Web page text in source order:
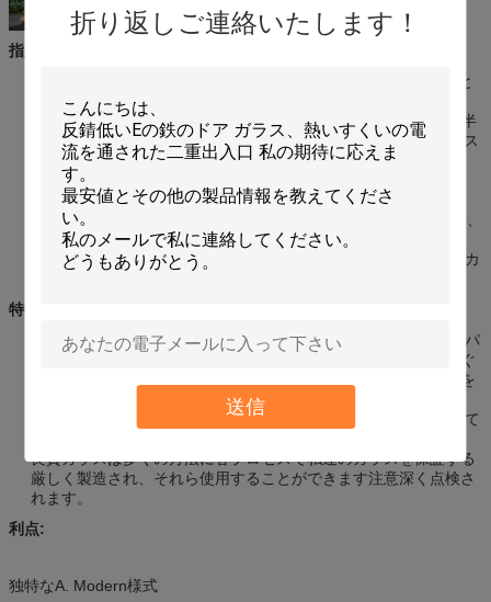
折り返しご連絡いたします！
送信
指定:
材料:強い緩和されたガラス、パタン グラス、板ガラス。色:ゆと
りはまたは着色されてすべて利用できるです。
指定/サイズ:22x36,22x48,22x64,08x36,08x48,07x64,22x10 （半
月）、F楕円形3/4oval。等.私達はあなたの必須のサイズにガラス
を切ってもいいです。
厚さ:一般に17のmmから25.4 mm。
技術:明確な緩和されたガラス、酸は斜角が付いているガラス、
mistliteの裏付け、パネル ガラスおよび集り、着色されたガラス、
装飾的のためのパタン グラスをエッチングしました。
適用:台所、出入口、内部ドア、窓、ショーケース、ベランダ、カ
特徴:
構成するべき三重のパネル ガラスが表面の両方あります中間のパ
ネルの鮮やかな設計と滑らかがあります。現代様式、隆起を防ぐ
強い材料のための独特な設計は暖かく、熱い抵抗、活発な色目を
ちょうど装飾的なガラスはあなたに属します:私達はあなたとして
良質ガラスは多くの方法に各プロセスで私達のガラスを保証する
厳しく製造され、それら使用することができます注意深く点検さ
れます。
利点:
独特なA. Modern様式